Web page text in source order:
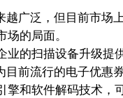
泛，但目前市场上
的局面。
业的扫描设备升级
前流行的电子优惠
擎和软件解码技术